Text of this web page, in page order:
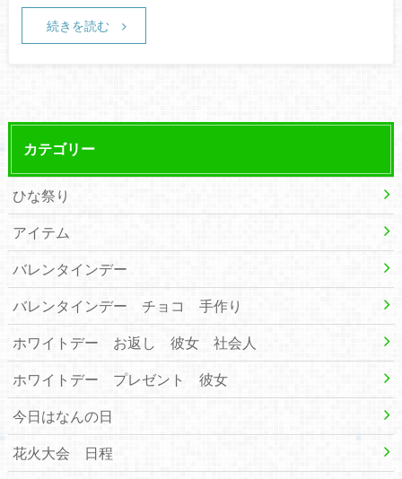
続きを読む
カテゴリー
ひな祭り
アイテム
バレンタインデー
バレンタインデー チョコ 手作り
ホワイトデー お返し 彼女 社会人
ホワイトデー プレゼント 彼女
今日はなんの日
花火大会 日程